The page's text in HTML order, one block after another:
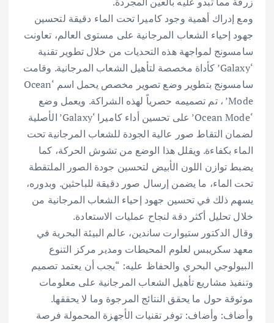
ومع إدراك أهمية وجود كاميرا تحت الماء دقيقة لتحسين
جهود إحياء الشعاب المرجانية على مستوى العالم، تعاونت
سامسونج لمواجهة هذه التحديات من خلال تطوير تقنية
‘Galaxy’ كأداة مخصصة لتأهيل الشعاب المرجانية. وقامت
سامسونج بتطوير وضع تصوير مخصص يحمل اسم ‘Ocean
Mode’ ، تم تصميمه حصرياً لهذه الشراكة. ويعمل وضع
‘Ocean Mode’ على تحسين أداء كاميرا ‘Galaxy’ الأصلية
لضمان التقاط صور عالية الجودة للشعاب المرجانية تحت
الماء بكفاءة. ويقلل هذا الوضع من تشوش الحركة، كما
يضبط توازن اللون الأبيض لتحسين جودة الصور الملتقطة
تحت الماء، ما يضمن إرسال صور دقيقة للباحثين. وبدوره،
يسهم ذلك في تحسين جهود إحياء الشعاب المرجانية من
خلال تحليل أكثر دقة لنجاح عمليات الاستعادة.
وقال الدكتور ستيوارت ساندين، عالم البيئة البحرية في
معهد سكريبس لعلوم المحيطات ومدير مركز التنوع
البيولوجي البحري والحفاظ عليه: “يجب أن يعتمد تصميم
وتنفيذ مشاريع تأهيل الشعاب المرجانية على معلومات
موثوقة حول ما يحقق النتائج المرجوة وما لا يحققها.
وأضاف: وأضاف: توفر تقنيات الأجهزة المحمولة فرصة